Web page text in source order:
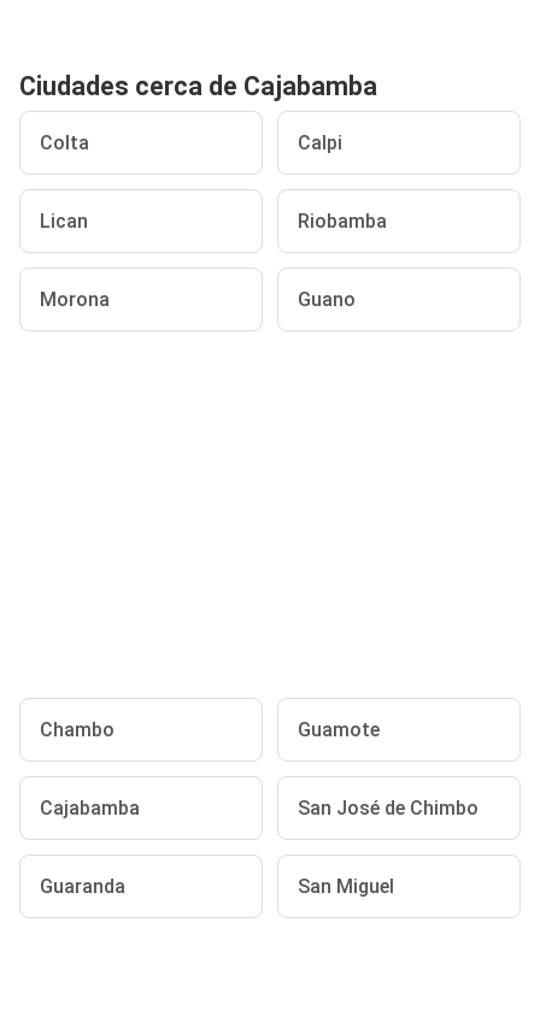
Ciudades cerca de Cajabamba
Colta Calpi
Lican Riobamba
Morona Guano
Chambo Guamote
Cajabamba San José de Chimbo
Guaranda San Miguel